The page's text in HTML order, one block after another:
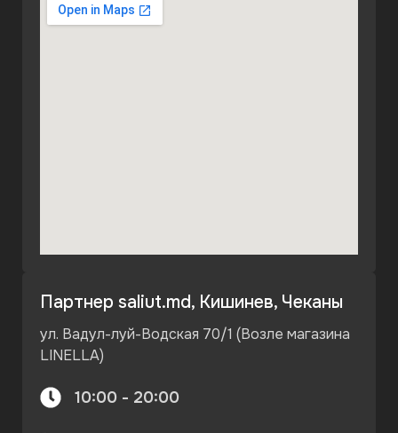
Партнер saliut.md, Кишинев, Чеканы
ул. Вадул-луй-Водская 70/1 (Возле магазина
LINELLA)
10:00 - 20:00